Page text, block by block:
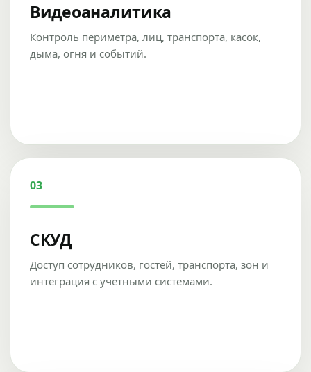
Видеоаналитика
Контроль периметра, лиц, транспорта, касок,
дыма, огня и событий.
03
СКУД
Доступ сотрудников, гостей, транспорта, зон и
интеграция с учетными системами.